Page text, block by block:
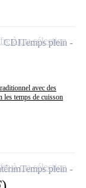
avec des
les temps de cuisson
CDITemps plein
à ma sélection
Temps plein
à ma sélection